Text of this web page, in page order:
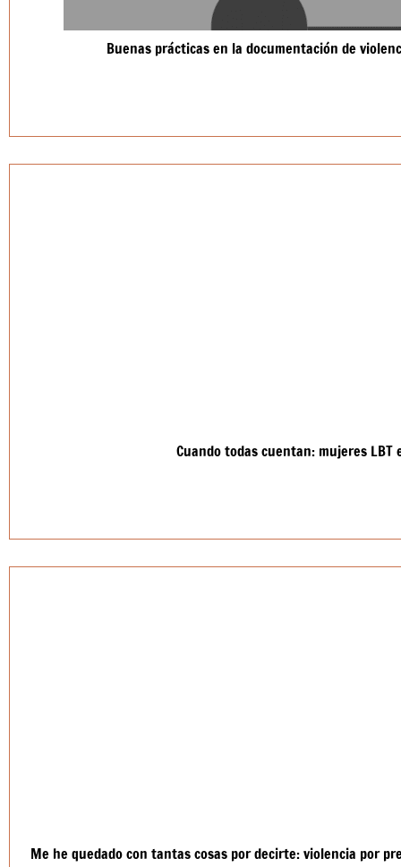
Buenas prácticas en la documentación de
Cuando todas cuentan: mujeres LBT
Me he quedado con tantas cosas por decirte: violencia por